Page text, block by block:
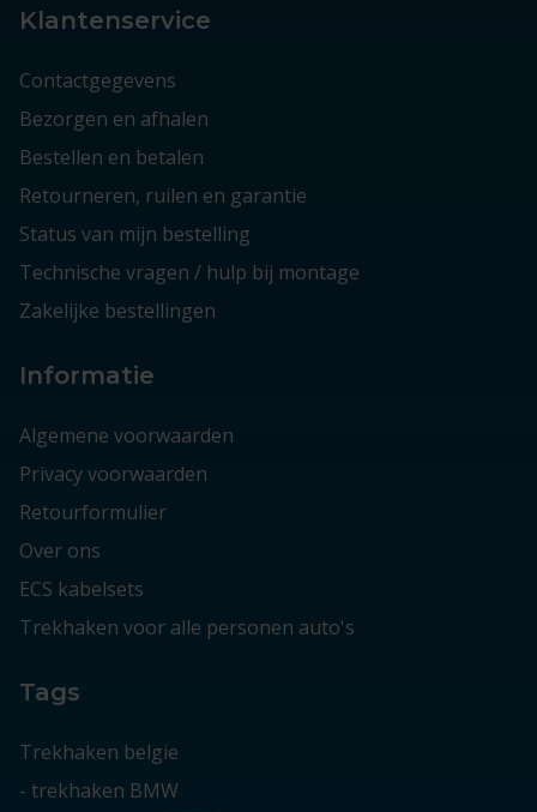
Klantenservice
Contactgegevens
Bezorgen en afhalen
Bestellen en betalen
Retourneren, ruilen en garantie
Status van mijn bestelling
Technische vragen / hulp bij montage
Zakelijke bestellingen
Informatie
Algemene voorwaarden
Privacy voorwaarden
Retourformulier
Over ons
ECS kabelsets
Trekhaken voor alle personen auto's
Tags
Trekhaken belgie
- trekhaken BMW